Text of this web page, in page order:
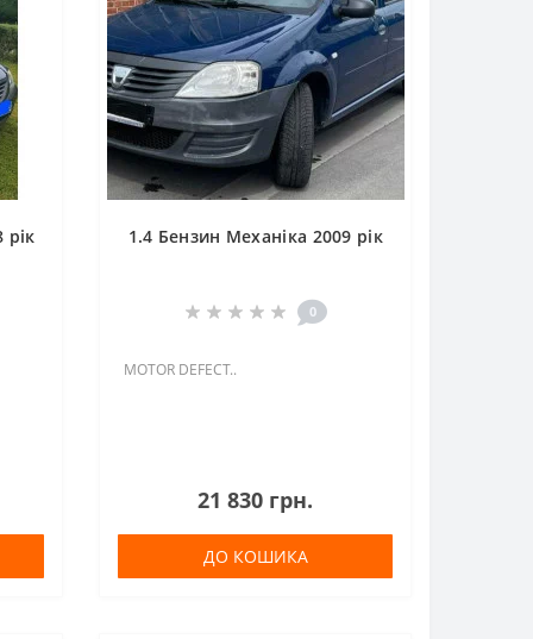
рік 1.4 Бензин Механіка 2009 рік
0
MOTOR DEFECT..
21 830 грн.
ДО КОШИКА